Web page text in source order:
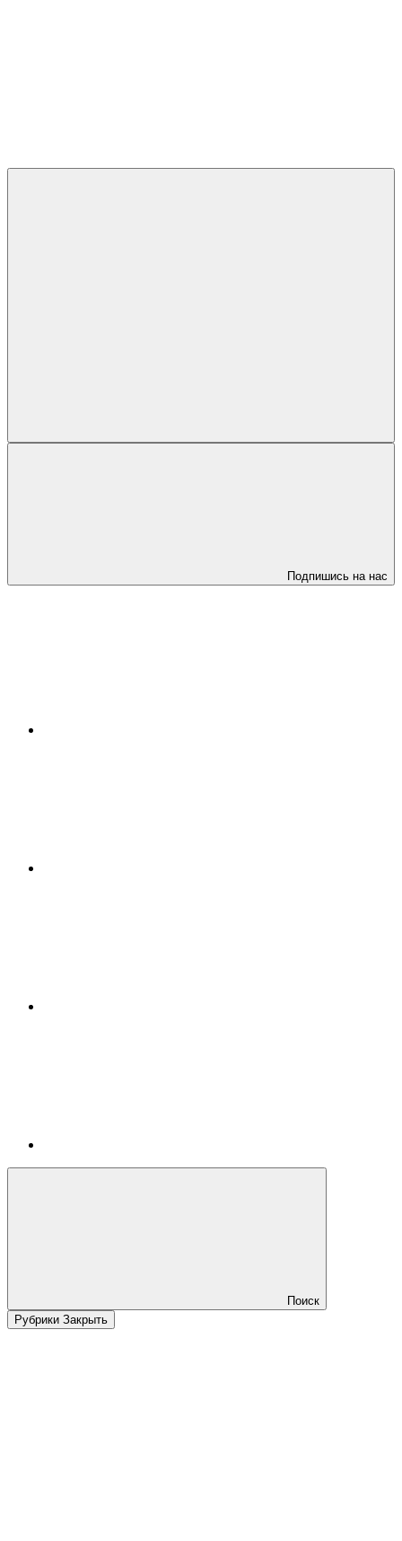
Подпишись на нас
Поиск
Рубрики Закрыть